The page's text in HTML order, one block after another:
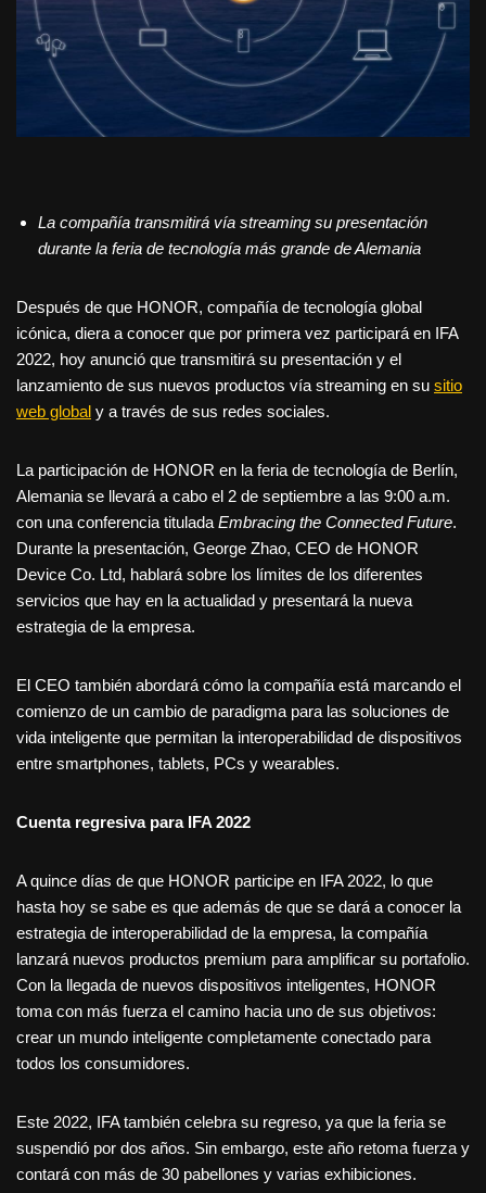
La compañía transmitirá vía streaming su presentación
durante la feria de tecnología más grande de Alemania
Después de que HONOR, compañía de tecnología global
icónica, diera a conocer que por primera vez participará en IFA
2022, hoy anunció que transmitirá su presentación y el
lanzamiento de sus nuevos productos vía streaming en su sitio
web global y a través de sus redes sociales.
La participación de HONOR en la feria de tecnología de Berlín,
Alemania se llevará a cabo el 2 de septiembre a las 9:00 a.m.
con una conferencia titulada Embracing the Connected Future.
Durante la presentación, George Zhao, CEO de HONOR
Device Co. Ltd, hablará sobre los límites de los diferentes
servicios que hay en la actualidad y presentará la nueva
estrategia de la empresa.
El CEO también abordará cómo la compañía está marcando el
comienzo de un cambio de paradigma para las soluciones de
vida inteligente que permitan la interoperabilidad de dispositivos
entre smartphones, tablets, PCs y wearables.
Cuenta regresiva para IFA 2022
A quince días de que HONOR participe en IFA 2022, lo que
hasta hoy se sabe es que además de que se dará a conocer la
estrategia de interoperabilidad de la empresa, la compañía
lanzará nuevos productos premium para amplificar su portafolio.
Con la llegada de nuevos dispositivos inteligentes, HONOR
toma con más fuerza el camino hacia uno de sus objetivos:
crear un mundo inteligente completamente conectado para
todos los consumidores.
Este 2022, IFA también celebra su regreso, ya que la feria se
suspendió por dos años. Sin embargo, este año retoma fuerza y
contará con más de 30 pabellones y varias exhibiciones.